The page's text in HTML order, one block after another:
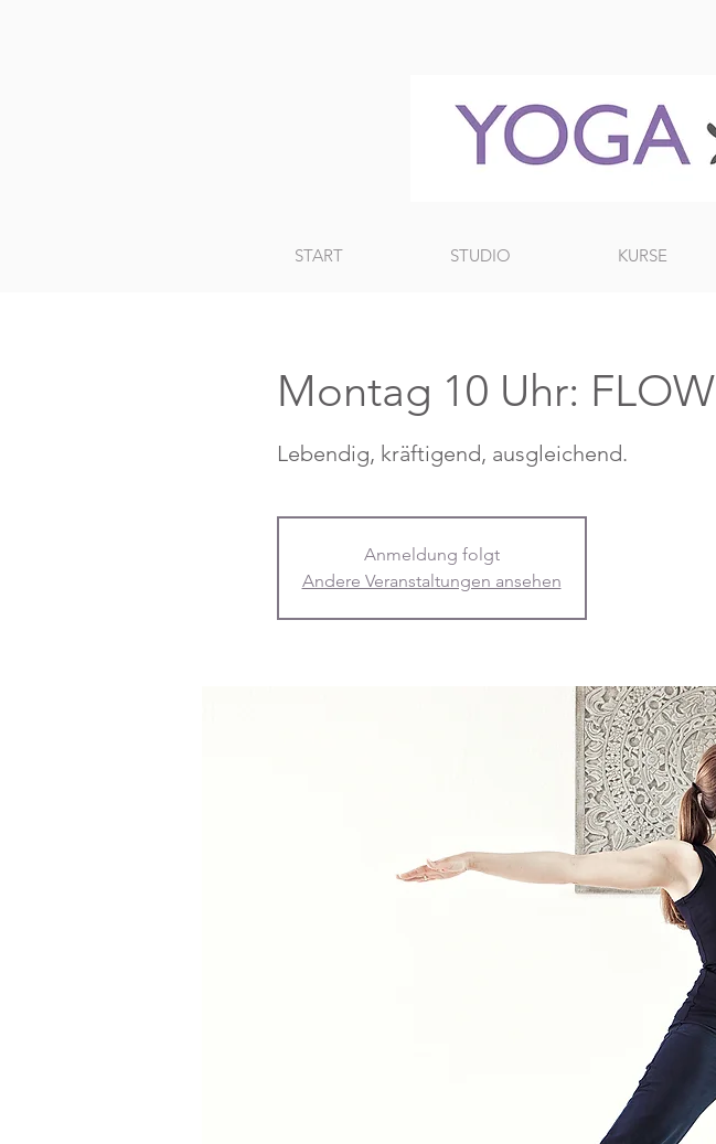
START STUDIO KURSE
Montag 10 Uhr: FLOW
Lebendig, kräftigend, ausgleichend.
Anmeldung folgt
Andere Veranstaltungen ansehen